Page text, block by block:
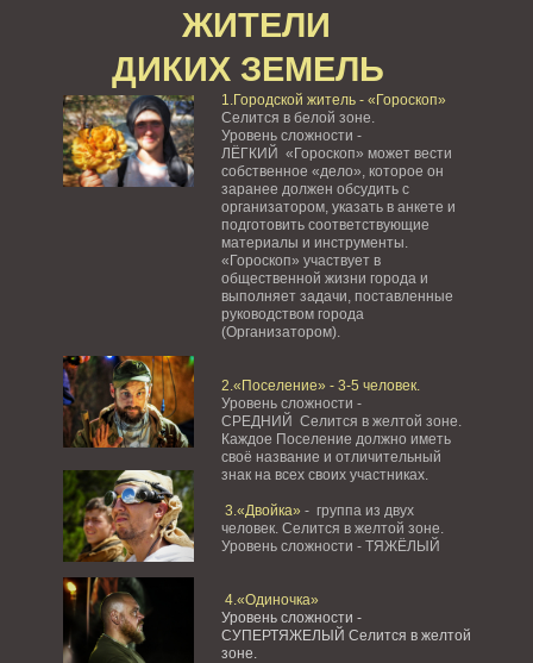
ЖИТЕЛИ
ДИКИХ ЗЕМЕЛЬ
1.Городской житель - «Гороскоп»
Селится в белой зоне.
Уровень сложности -
ЛЁГКИЙ «Гороскоп» может вести
собственное «дело», которое он
заранее должен обсудить с
организатором, указать в анкете и
подготовить соответствующие
материалы и инструменты.
«Гороскоп» участвует в
общественной жизни города и
выполняет задачи, поставленные
руководством города
(Организатором).
2.«Поселение» - 3-5 человек.
Уровень сложности -
СРЕДНИЙ Селится в желтой зоне.
Каждое Поселение должно иметь
своё название и отличительный
знак на всех своих участниках.
3.«Двойка» - группа из двух
человек. Селится в желтой зоне.
Уровень сложности - ТЯЖЁЛЫЙ
4.«Одиночка»
Уровень сложности -
СУПЕРТЯЖЕЛЫЙ Селится в желтой
зоне.